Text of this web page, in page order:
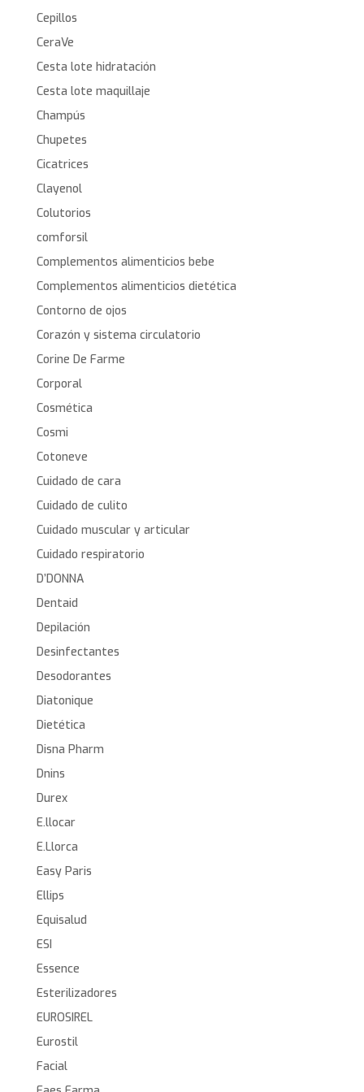
Cepillos
CeraVe
Cesta lote hidratación
Cesta lote maquillaje
Champús
Chupetes
Cicatrices
Clayenol
Colutorios
comforsil
Complementos alimenticios bebe
Complementos alimenticios dietética
Contorno de ojos
Corazón y sistema circulatorio
Corine De Farme
Corporal
Cosmética
Cosmi
Cotoneve
Cuidado de cara
Cuidado de culito
Cuidado muscular y articular
Cuidado respiratorio
D’DONNA
Dentaid
Depilación
Desinfectantes
Desodorantes
Diatonique
Dietética
Disna Pharm
Dnins
Durex
E.llocar
E.Llorca
Easy Paris
Ellips
Equisalud
ESI
Essence
Esterilizadores
EUROSIREL
Eurostil
Facial